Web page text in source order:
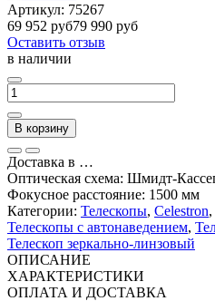
Артикул: 75267
69 952 руб79 990 руб
Оставить отзыв
в наличии
В корзину
Доставка в …
Оптическая схема: Шмидт-
Фокусное расстояние: 1500 мм
Категории: Телескопы, Celestron,
Телескопы с автонаведением,
Телескоп зеркально-линзовый
ОПИСАНИЕ
ХАРАКТЕРИСТИКИ
ОПЛАТА И ДОСТАВКА